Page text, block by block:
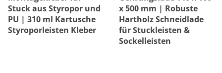
Stuck aus Styropor und
PU | 310 ml Kartusche
Styroporleisten Kleber
x 500 mm | Robuste
Hartholz Schneidlade
für Stuckleisten &
Sockelleisten